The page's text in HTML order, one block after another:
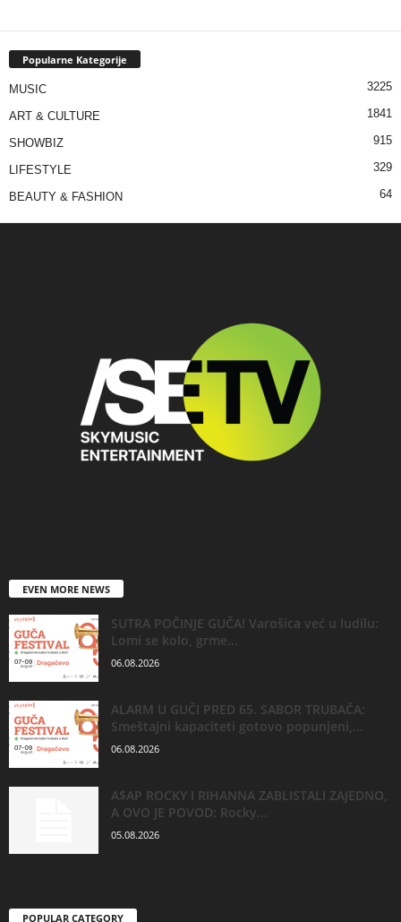
Popularne Kategorije
MUSIC 3225
ART & CULTURE 1841
SHOWBIZ 915
LIFESTYLE 329
BEAUTY & FASHION 64
EVEN MORE NEWS
SUTRA POČINJE GUČA! Varošica već u ludilu:
Lomi se kolo, grme...
06.08.2026
ALARM U GUČI PRED 65. SABOR TRUBAČA:
Smeštajni kapaciteti gotovo popunjeni,...
06.08.2026
A$AP ROCKY I RIHANNA ZABLISTALI ZAJEDNO,
A OVO JE POVOD: Rocky...
05.08.2026
POPULAR CATEGORY